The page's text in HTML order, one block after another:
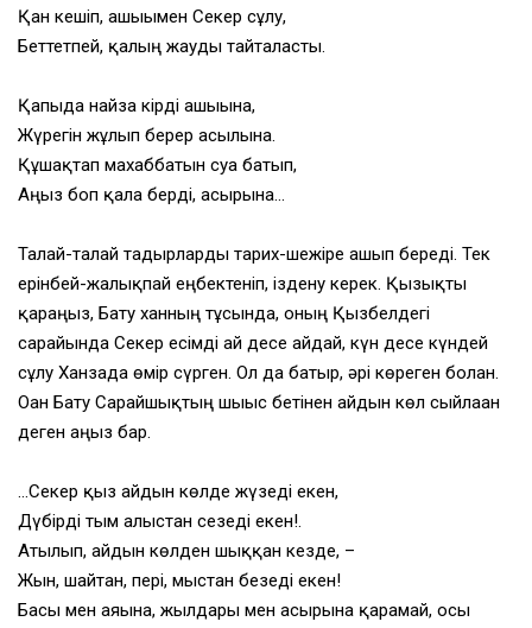
Қан кешіп, ғашығымен Секер сұлу,
Беттетпей, қалың жауды тайталасты.
Қапыда найза кірді ғашығына,
Жүрегін жұлып берер асылына.
Құшақтап махаббатын суға батып,
Аңыз боп қала берді, ғасырына…
Талай-талай тағдырларды тарих-шежіре ашып береді. Тек
ерінбей-жалықпай еңбектеніп, іздену керек. Қызықты
қараңыз, Бату ханның тұсында, оның Қызбелдегі
сарайында Секер есімді ай десе айдай, күн десе күндей
сұлу Ханзада өмір сүрген. Ол да батыр, әрі көреген болған.
Оған Бату Сарайшықтың шығыс бетінен айдын көл сыйлаған
деген аңыз бар.
…Секер қыз айдын көлде жүзеді екен,
Дүбірді тым алыстан сезеді екен!.
Атылып, айдын көлден шыққан кезде, –
Жын, шайтан, пері, мыстан безеді екен!
Басы мен аяғына, жылдары мен ғасырына қарамай, осы